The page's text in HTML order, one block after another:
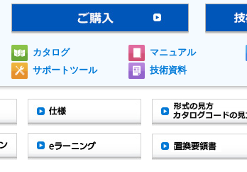
カタログ マニュアル
サポートツール
技術資料